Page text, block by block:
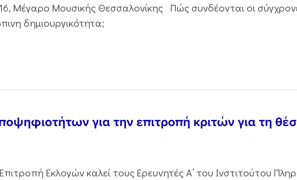
Μέγαρο Μουσικής Θεσσαλονίκης Πώς συνδέονται οι
δημιουργικότητα;
για την επιτροπή κριτών για τη
Εκλογών καλεί τους Ερευνητές Α’ του Ινστιτούτου